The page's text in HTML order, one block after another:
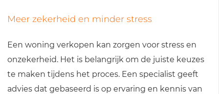
Meer zekerheid en minder stress
Een woning verkopen kan zorgen voor stress en
onzekerheid. Het is belangrijk om de juiste keuzes
te maken tijdens het proces. Een specialist geeft
advies dat gebaseerd is op ervaring en kennis van